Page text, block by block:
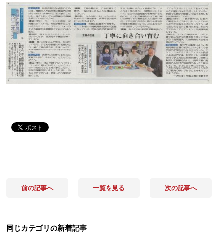
前の記事へ 一覧を見る 次の記事へ
同じカテゴリの新着記事